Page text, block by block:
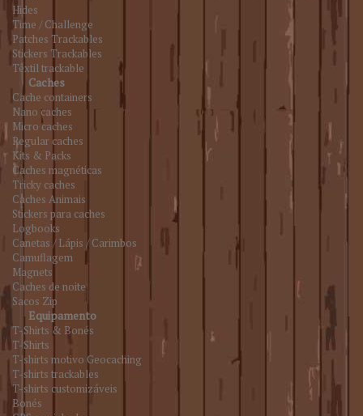
Hides
Time / Challenge
Patches Trackables
Stickers Trackables
Têxtil trackable
Caches
Cache containers
Nano caches
Micro caches
Regular caches
Kits & Packs
Caches magnéticas
Tricky caches
Caches Animais
Stickers para caches
Logbooks
Canetas / Lápis / Carimbos
Camuflagem
Magnets
Caches de noite
Sacos Zip
Equipamento
T-Shirts & Bonés
T-Shirts
T-shirts motivo Geocaching
T-shirts trackables
T-shirts customizáveis
Bonés